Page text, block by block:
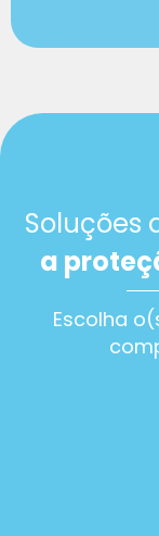
Soluções
a
Escolha